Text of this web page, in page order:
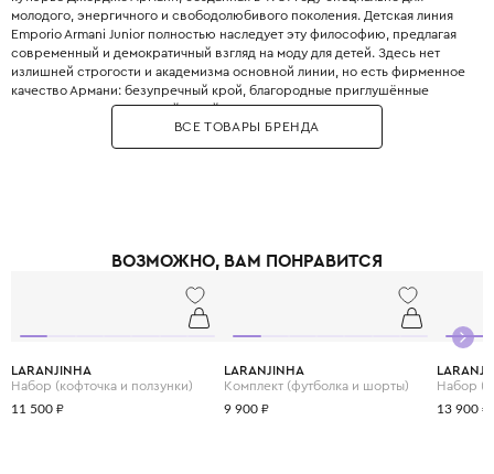
молодого, энергичного и свободолюбивого поколения. Детская линия
Emporio Armani Junior полностью наследует эту философию, предлагая
современный и демократичный взгляд на моду для детей. Здесь нет
излишней строгости и академизма основной линии, но есть фирменное
качество Армани: безупречный крой, благородные приглушённые
оттенки, минималистичный дизайн и использование только лучших
натуральных тканей. Это идеальная база для стильного детского
гардероба — от повседневных джинсов и футболок до элегантных
ВСЕ ТОВАРЫ БРЕНДА
ВОЗМОЖНО, ВАМ ПОНРАВИТСЯ
LARANJINHA
Набор (кофточка и ползунки)
11 500 ₽
LARANJINHA
Комплект (футболка и шорты)
9 900 ₽
Набор
13 900 ₽